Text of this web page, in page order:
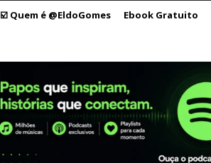
☑️ Quem é @EldoGomes Ebook Gratuito